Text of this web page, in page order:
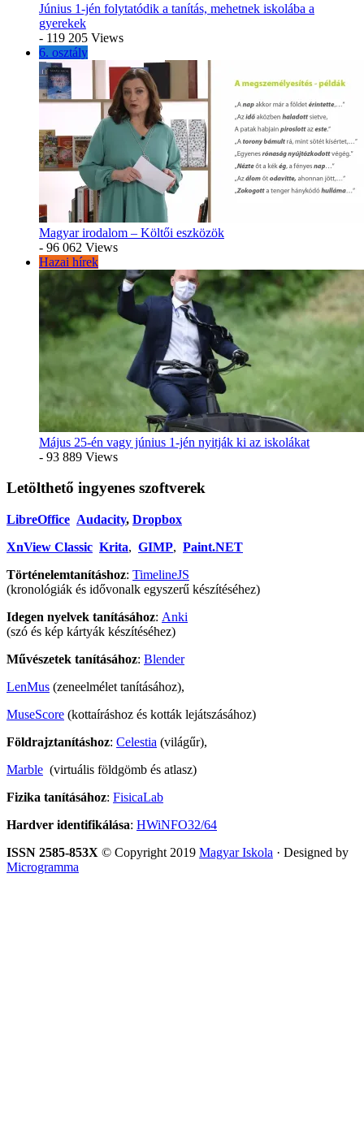
Június 1-jén folytatódik a tanítás, mehetnek iskolába a
gyerekek
- 119 205 Views
6. osztály
Magyar irodalom – Költői eszközök
- 96 062 Views
Hazai hírek
Május 25-én vagy június 1-jén nyitják ki az iskolákat
- 93 889 Views
Letölthető ingyenes szoftverek
LibreOffice Audacity, Dropbox
XnView Classic Krita, GIMP, Paint.NET
Történelemtanításhoz: TimelineJS
(kronológiák és idővonalk egyszerű készítéséhez)
Idegen nyelvek tanításához: Anki
(szó és kép kártyák készítéséhez)
Művészetek tanításához: Blender
LenMus (zeneelmélet tanításához),
MuseScore (kottaíráshoz és kották lejátszásához)
Földrajztanításhoz: Celestia (világűr),
Marble (virtuális földgömb és atlasz)
Fizika tanításához: FisicaLab
Hardver identifikálása: HWiNFO32/64
ISSN 2585-853X © Copyright 2019 Magyar Iskola · Designed by
Microgramma